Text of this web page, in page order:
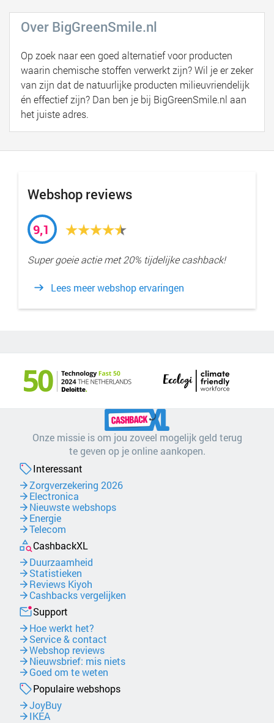
Over BigGreenSmile.nl
Op zoek naar een goed alternatief voor producten
waarin chemische stoffen verwerkt zijn? Wil je er zeker
van zijn dat de natuurlijke producten milieuvriendelijk
én effectief zijn? Dan ben je bij BigGreenSmile.nl aan
het juiste adres.
Webshop reviews
9,1
Super goeie actie met 20% tijdelijke cashback!
Lees meer webshop ervaringen
Onze missie is om jou zoveel mogelijk geld terug
te geven op je online aankopen.
Interessant
Zorgverzekering 2026
Electronica
Nieuwste webshops
Energie
Telecom
CashbackXL
Duurzaamheid
Statistieken
Reviews Kiyoh
Cashbacks vergelijken
Support
Hoe werkt het?
Service & contact
Webshop reviews
Nieuwsbrief: mis niets
Goed om te weten
Populaire webshops
JoyBuy
IKEA